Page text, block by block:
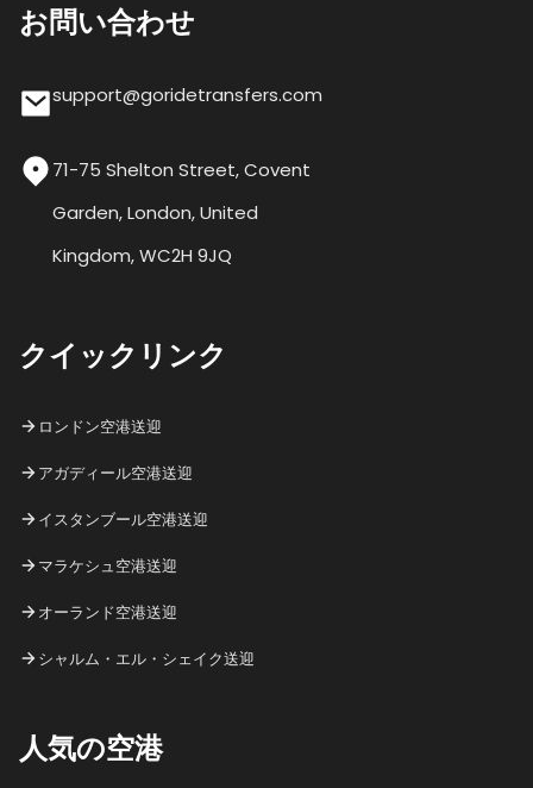
お問い合わせ
support@goridetransfers.com
71-75 Shelton Street, Covent
Garden, London, United
Kingdom, WC2H 9JQ
クイックリンク
ロンドン空港送迎
アガディール空港送迎
イスタンブール空港送迎
マラケシュ空港送迎
オーランド空港送迎
シャルム・エル・シェイク送迎
人気の空港